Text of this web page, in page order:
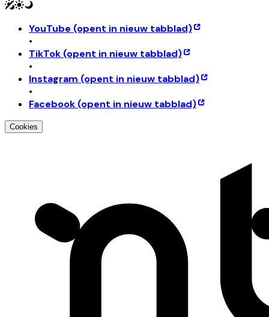
YouTube (opent in nieuw tabblad)
•
TikTok (opent in nieuw tabblad)
•
Instagram (opent in nieuw tabblad)
•
Facebook (opent in nieuw tabblad)
Cookies